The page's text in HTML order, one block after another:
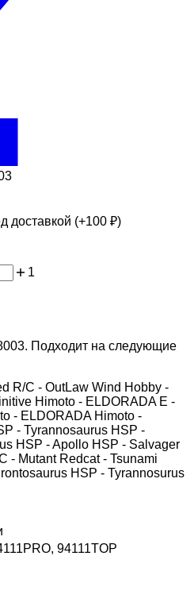
доставкой (+100 ₽)
1
Подходит на следующие
R/C - OutLaw Wind Hobby -
Himoto - ELDORADA E -
- ELDORADA Himoto -
- Tyrannosaurus HSP -
HSP - Apollo HSP - Salvager
- Mutant Redcat - Tsunami
HSP - Tyrannosurus
94111TOP